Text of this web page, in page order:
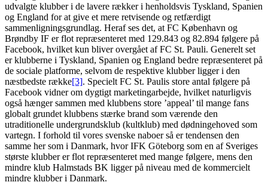
udvalgte klubber i de lavere rækker i henholdsvis Tyskland, Spanien
og England for at give et mere retvisende og retfærdigt
sammenligningsgrundlag. Heraf ses det, at FC København og
Brøndby IF er flot repræsenteret med 129.843 og 82.894 følgere på
Facebook, hvilket kun bliver overgået af FC St. Pauli. Generelt set
er klubberne i Tyskland, Spanien og England bedre repræsenteret på
de sociale platforme, selvom de respektive klubber ligger i den
næstbedste række[3]. Specielt FC St. Paulis store antal følgere på
Facebook vidner om dygtigt marketingarbejde, hvilket naturligvis
også hænger sammen med klubbens store ’appeal’ til mange fans
globalt grundet klubbens stærke brand som værende den
utraditionelle undergrundsklub (kultklub) med dødningehoved som
vartegn. I forhold til vores svenske naboer så er tendensen den
samme her som i Danmark, hvor IFK Göteborg som en af Sveriges
største klubber er flot repræsenteret med mange følgere, mens den
mindre klub Halmstads BK ligger på niveau med de kommercielt
mindre klubber i Danmark.